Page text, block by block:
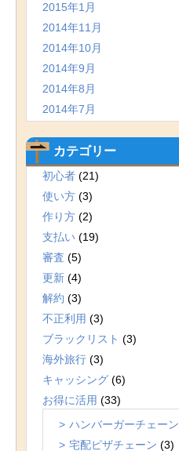
2015年1月
2014年11月
2014年10月
2014年9月
2014年8月
2014年7月
カテゴリー
初心者 (21)
使い方 (3)
作り方 (2)
支払い (19)
審査 (5)
更新 (4)
解約 (3)
不正利用 (3)
ブラックリスト (3)
海外旅行 (3)
キャッシング (6)
お得に活用 (33)
ハンバーガーチェーン
宅配ピザチェーン (3)